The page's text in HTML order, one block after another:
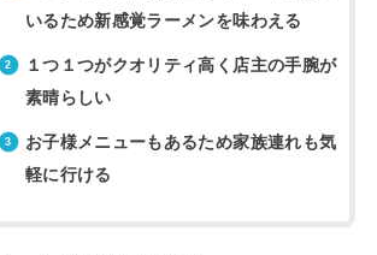
いるため新感覚ラーメンを味わえる
１つ１つがクオリティ高く店主の手腕が
素晴らしい
お子様メニューもあるため家族連れも気
軽に行ける